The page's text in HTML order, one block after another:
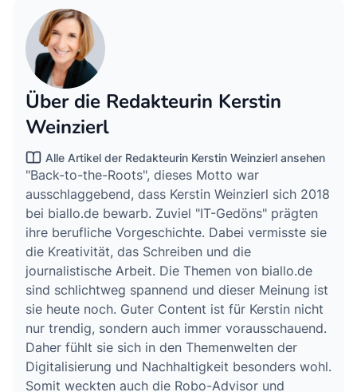
Über die Redakteurin Kerstin
Weinzierl
Alle Artikel der Redakteurin Kerstin Weinzierl ansehen
"Back-to-the-Roots", dieses Motto war
ausschlaggebend, dass Kerstin Weinzierl sich 2018
bei biallo.de bewarb. Zuviel "IT-Gedöns" prägten
ihre berufliche Vorgeschichte. Dabei vermisste sie
die Kreativität, das Schreiben und die
journalistische Arbeit. Die Themen von biallo.de
sind schlichtweg spannend und dieser Meinung ist
sie heute noch. Guter Content ist für Kerstin nicht
nur trendig, sondern auch immer vorausschauend.
Daher fühlt sie sich in den Themenwelten der
Digitalisierung und Nachhaltigkeit besonders wohl.
Somit weckten auch die Robo-Advisor und